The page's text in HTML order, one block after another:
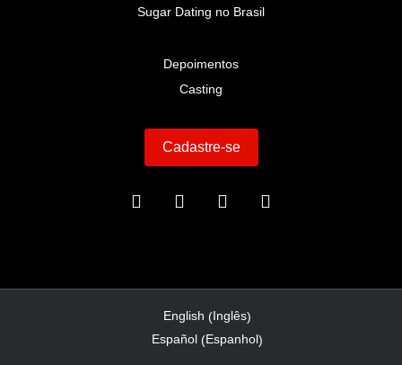
Sugar Dating no Brasil
Depoimentos
Casting
Cadastre-se
English (Inglês)
Español (Espanhol)